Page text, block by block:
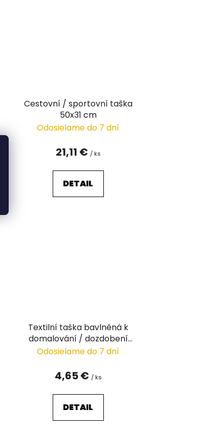
Cestovní / sportovní taška
50x31 cm
Odosielame do 7 dní
21,11 € / ks
DETAIL
Textilní taška bavlněná k
domalování / dozdobení
40x45 cm
Odosielame do 7 dní
4,65 € / ks
DETAIL